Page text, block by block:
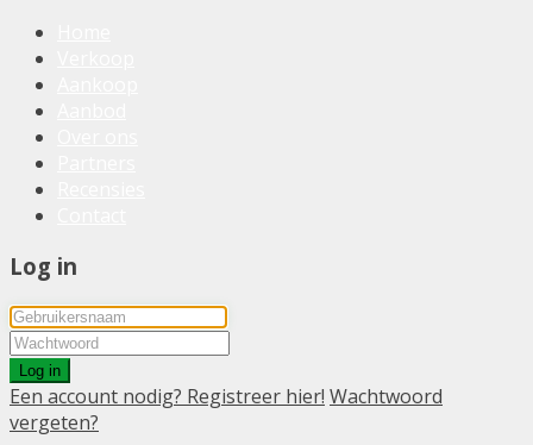
Log in
Log in
Een account nodig? Registreer hier! Wachtwoord
vergeten?